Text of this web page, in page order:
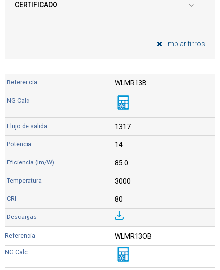
Limpiar filtros
CERTIFICADO
WLMR13B
1317
14
85.0
3000
80
WLMR13OB